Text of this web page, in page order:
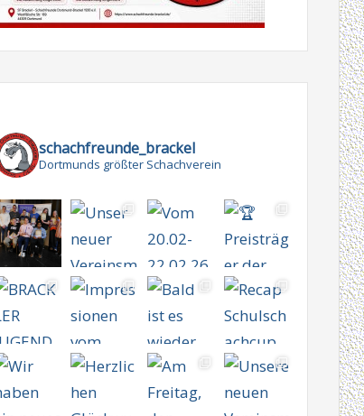
schachfreunde_brackel
Dortmunds größter Schachverein